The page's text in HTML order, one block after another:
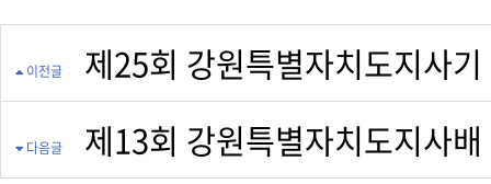
이전글 제25회 강원특별자치도지사
다음글 제13회 강원특별자치도지사